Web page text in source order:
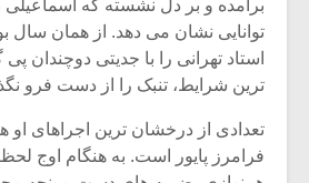
برآمده و بر دل نشسته که اسماعیلی
توانایی نشان می دهد. از همان سال
استاد تهرانی را با جدیتی
ترین شرایط، تنبک را از دست فرو
تعدادی از درخشان ترین اجراهای او
فرامرز پایور است. به هنگام اوج